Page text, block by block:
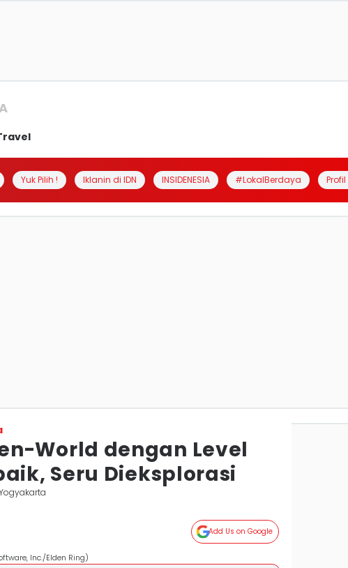
Yuk Pilih ! Iklanin di IDN INSIDENESIA #LokalBerdaya
World dengan Level
Seru Dieksplorasi
Add Us on Google
Inc./Elden Ring)